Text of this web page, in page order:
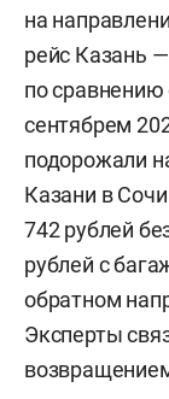
на
рейс Казань
по сравнению
сентябрем
подорожали
Казани в
742 рублей
рублей с
обратном
Эксперты